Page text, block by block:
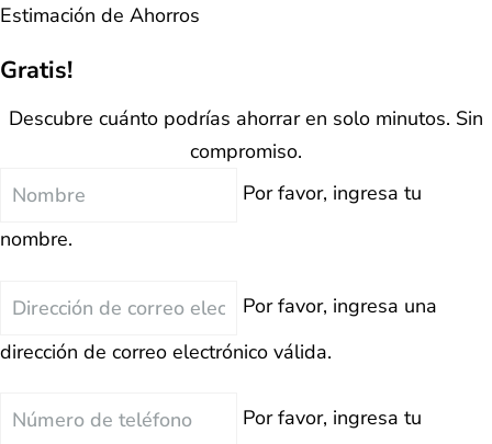
Estimación de Ahorros
Gratis!
Descubre cuánto podrías ahorrar en solo minutos. Sin
compromiso.
Nombre
Por favor, ingresa tu
nombre.
Correo
Por favor, ingresa una
dirección de correo electrónico válida.
Teléfono
Por favor, ingresa tu